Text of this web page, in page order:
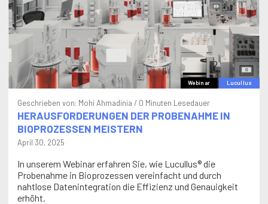
Webinar Lucullus
Geschrieben von: Mohi Ahmadinia / 0 Minuten Lesedauer
HERAUSFORDERUNGEN DER PROBENAHME IN
BIOPROZESSEN MEISTERN
April 30, 2025
In unserem Webinar erfahren Sie, wie Lucullus® die
Probenahme in Bioprozessen vereinfacht und durch
nahtlose Datenintegration die Effizienz und Genauigkeit
erhöht.